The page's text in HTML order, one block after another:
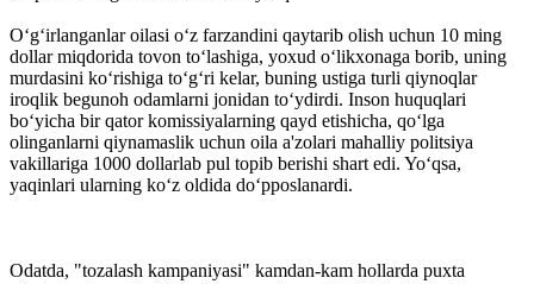
O‘g‘irlanganlar oilasi o‘z farzandini qaytarib olish uchun 10 ming
dollar miqdorida tovon to‘lashiga, yoxud o‘likxonaga borib, uning
murdasini ko‘rishiga to‘g‘ri kelar, buning ustiga turli qiynoqlar
iroqlik begunoh odamlarni jonidan to‘ydirdi. Inson huquqlari
bo‘yicha bir qator komissiyalarning qayd etishicha, qo‘lga
olinganlarni qiynamaslik uchun oila a'zolari mahalliy politsiya
vakillariga 1000 dollarlab pul topib berishi shart edi. Yo‘qsa,
yaqinlari ularning ko‘z oldida do‘pposlanardi.
Odatda, "tozalash kampaniyasi" kamdan-kam hollarda puxta